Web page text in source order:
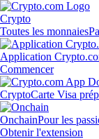
Crypto
Toutes les monnaies
Application
Commencer
CryptoCarte Visa
OnchainPour les
Obtenir l'extension